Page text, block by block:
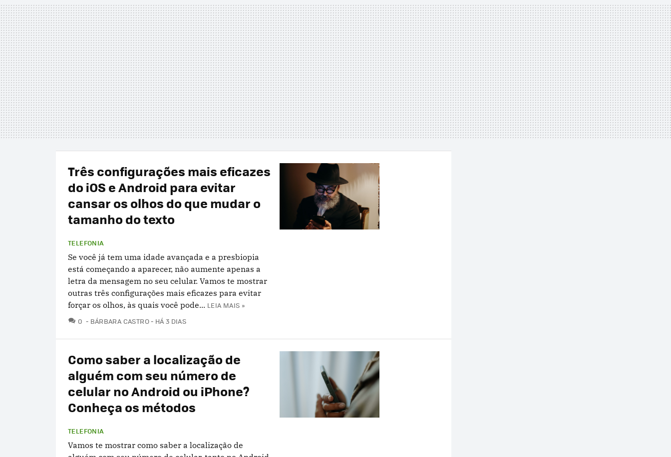
Três configurações mais eficazes
do iOS e Android para evitar
cansar os olhos do que mudar o
tamanho do texto
TELEFONIA
Se você já tem uma idade avançada e a presbiopia
está começando a aparecer, não aumente apenas a
letra da mensagem no seu celular. Vamos te mostrar
outras três configurações mais eficazes para evitar
forçar os olhos, às quais você pode... LEIA MAIS »
0 COMENTÁRIOS
BÁRBARA CASTRO HÁ 3 DIAS
Como saber a localização de
alguém com seu número de
celular no Android ou iPhone?
Conheça os métodos
TELEFONIA
Vamos te mostrar como saber a localização de